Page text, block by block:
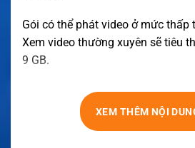
Gói có thể phát video ở mức thấp
Xem video thường xuyên sẽ tiêu
9 GB.
XEM THÊM NỘI